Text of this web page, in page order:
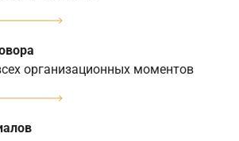
организационных моментов